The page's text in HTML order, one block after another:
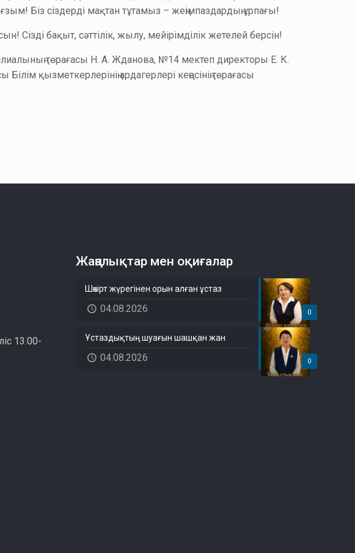
Біз сіздерді мақтан тұтамыз – жеңімпаздардың ұрпағы!
Сізді бақыт, сәттілік, жылу, мейірімділік жетелей берсін!
төрағасы Н. А. Жданова, №14 мектеп директоры Е. К.
қызметкерлерінің ардагерлері кеңесінің төрағасы
13.00-
Жаңалықтар мен оқиғалар
0
Шәкірт жүрегінен орын алған ұстаз
04.08.2026
0
Ұстаздықтың шуағын шашқан жан
04.08.2026